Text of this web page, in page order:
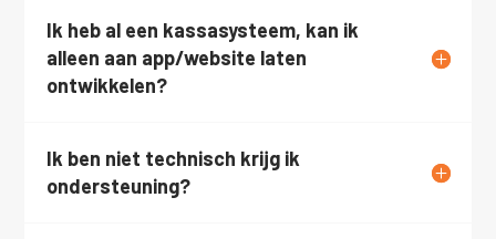
Ik heb al een kassasysteem, kan ik
alleen aan app/website laten
ontwikkelen?
Ik ben niet technisch krijg ik
ondersteuning?